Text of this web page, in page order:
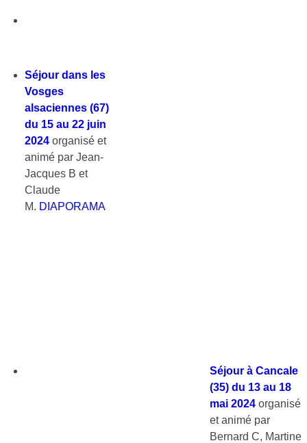
Séjour dans les
Vosges
alsaciennes (67)
du 15 au 22 juin
2024 organisé et
animé par Jean-
Jacques B et
Claude
M. DIAPORAMA
Séjour à Cancale
(35) du 13 au 18
mai 2024 organisé
et animé par
Bernard C, Martine